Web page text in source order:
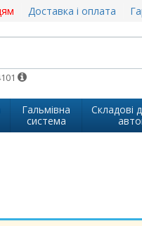
Доставка і оплата
Гальмівна
система
Складові